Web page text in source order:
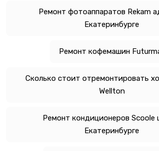
Ремонт фотоаппаратов Rekam
Екатеринбурге
Ремонт кофемашин
Сколько стоит отремонтировать
Wellton
Ремонт кондиционеров Scoole
Екатеринбурге